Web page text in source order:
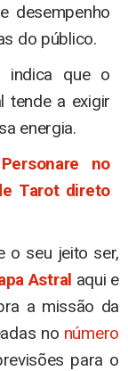
desempenho
do público.
indica que o
tende a exigir
energia.
no
Tarot direto
o seu jeito ser,
Astral aqui e
a missão da
no número
para o